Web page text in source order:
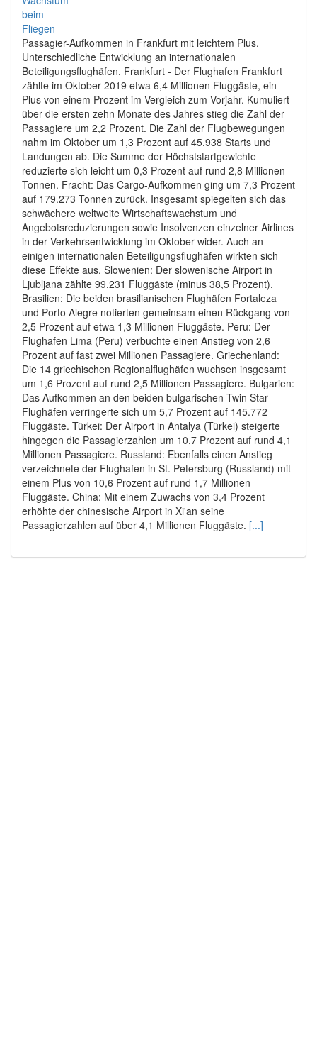
Passagier-Aufkommen in Frankfurt mit leichtem Plus.
Unterschiedliche Entwicklung an internationalen
Beteiligungsflughäfen. Frankfurt - Der Flughafen Frankfurt
zählte im Oktober 2019 etwa 6,4 Millionen Fluggäste, ein
Plus von einem Prozent im Vergleich zum Vorjahr. Kumuliert
über die ersten zehn Monate des Jahres stieg die Zahl der
Passagiere um 2,2 Prozent. Die Zahl der Flugbewegungen
nahm im Oktober um 1,3 Prozent auf 45.938 Starts und
Landungen ab. Die Summe der Höchststartgewichte
reduzierte sich leicht um 0,3 Prozent auf rund 2,8 Millionen
Tonnen. Fracht: Das Cargo-Aufkommen ging um 7,3 Prozent
auf 179.273 Tonnen zurück. Insgesamt spiegelten sich das
schwächere weltweite Wirtschaftswachstum und
Angebotsreduzierungen sowie Insolvenzen einzelner Airlines
in der Verkehrsentwicklung im Oktober wider. Auch an
einigen internationalen Beteiligungsflughäfen wirkten sich
diese Effekte aus. Slowenien: Der slowenische Airport in
Ljubljana zählte 99.231 Fluggäste (minus 38,5 Prozent).
Brasilien: Die beiden brasilianischen Flughäfen Fortaleza
und Porto Alegre notierten gemeinsam einen Rückgang von
2,5 Prozent auf etwa 1,3 Millionen Fluggäste. Peru: Der
Flughafen Lima (Peru) verbuchte einen Anstieg von 2,6
Prozent auf fast zwei Millionen Passagiere. Griechenland:
Die 14 griechischen Regionalflughäfen wuchsen insgesamt
um 1,6 Prozent auf rund 2,5 Millionen Passagiere. Bulgarien:
Das Aufkommen an den beiden bulgarischen Twin Star-
Flughäfen verringerte sich um 5,7 Prozent auf 145.772
Fluggäste. Türkei: Der Airport in Antalya (Türkei) steigerte
hingegen die Passagierzahlen um 10,7 Prozent auf rund 4,1
Millionen Passagiere. Russland: Ebenfalls einen Anstieg
verzeichnete der Flughafen in St. Petersburg (Russland) mit
einem Plus von 10,6 Prozent auf rund 1,7 Millionen
Fluggäste. China: Mit einem Zuwachs von 3,4 Prozent
erhöhte der chinesische Airport in Xi'an seine
Passagierzahlen auf über 4,1 Millionen Fluggäste. [...]